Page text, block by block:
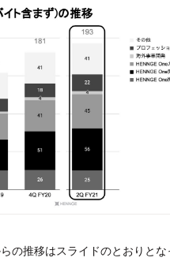
の推移はスライドのとおりとな